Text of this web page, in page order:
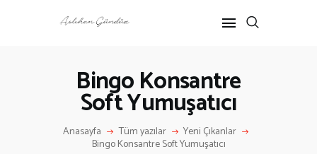
Bingo Konsantre
Soft Yumuşatıcı
Anasayfa Tüm yazılar Yeni Çıkanlar
Bingo Konsantre Soft Yumuşatıcı
ANASAYFA
ANNE-ÇOCUK